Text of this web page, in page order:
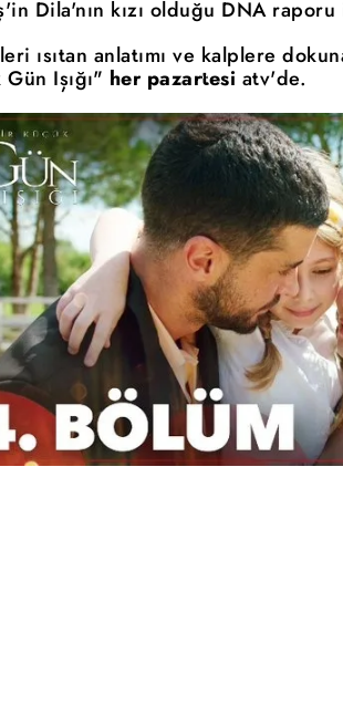
Dila'nın kızı olduğu DNA raporu
ısıtan anlatımı ve kalplere
Işığı" her pazartesi atv'de.